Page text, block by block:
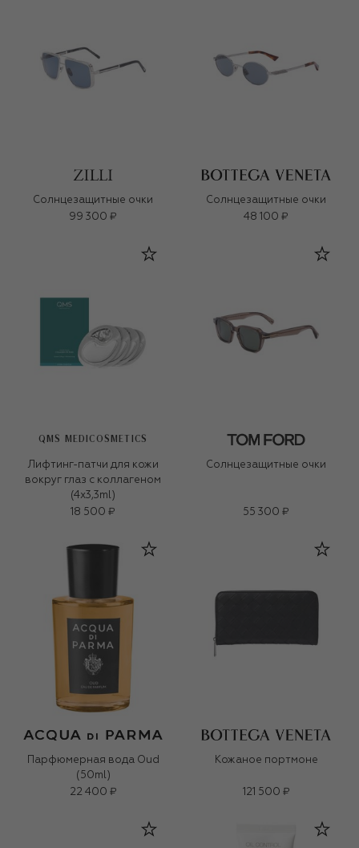
Солнцезащитные очки
99 300 ₽
Солнцезащитные очки
48 100 ₽
QMS MEDICOSMETICS
Лифтинг-патчи для кожи
вокруг глаз с коллагеном
(4x3,3ml)
18 500 ₽
Солнцезащитные очки
55 300 ₽
Парфюмерная вода Oud
(50ml)
22 400 ₽
Кожаное портмоне
121 500 ₽